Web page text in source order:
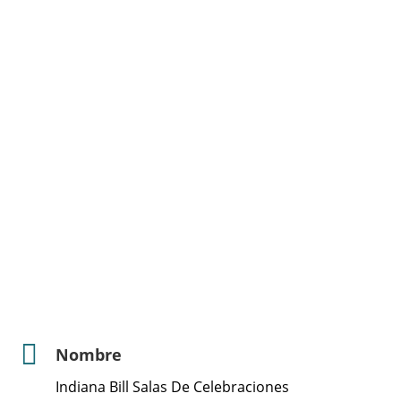
Nombre
Indiana Bill Salas De Celebraciones